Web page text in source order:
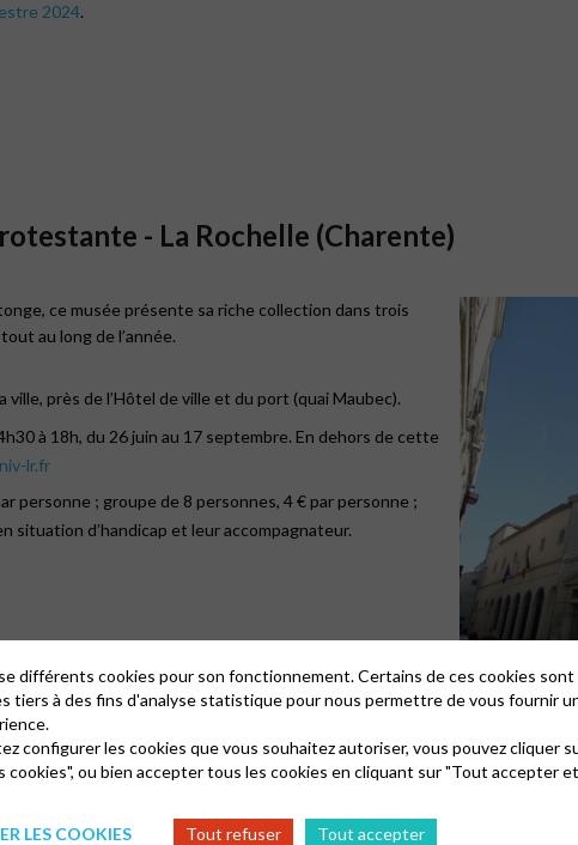
2024.
- La Rochelle (Charente)
Le temple de La
ce musée présente sa riche collection dans trois
tout au long de l’année.
près de l’Hôtel de ville et du port (quai Maubec).
à 18h, du 26 juin au 17 septembre. En dehors de cette
lr.fr
personne ; groupe de 8 personnes, 4 € par personne ;
situation d’handicap et leur accompagnateur.
La Couarde (Deux-Sèvres)
différents cookies pour son fonctionnement. Certains de ces cookies sont
tiers à des fins d'analyse statistique pour nous permettre de vous fournir
configurer les cookies que vous souhaitez autoriser, vous pouvez cliquer
cookies", ou bien accepter tous les cookies en cliquant sur "Tout accepter et
LES COOKIES
Tout refuser
Tout accepter